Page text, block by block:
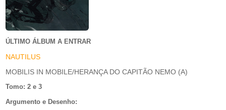
ÚLTIMO ÁLBUM A ENTRAR
NAUTILUS
MOBILIS IN MOBILE/HERANÇA DO CAPITÃO NEMO (A)
Tomo: 2 e 3
Argumento e Desenho: